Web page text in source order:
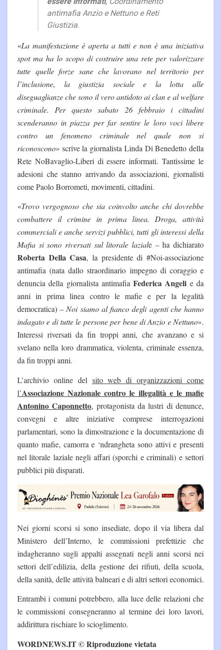
antimafia Anzio e Nettuno e Reti
Giustizia.
«La manifestazione è aperta a tutti e non è una iniziativa
spot ma ha lo scopo di costruire una rete per valorizzare
tutte quelle forze sane che lavorano nel territorio per
l’inclusione, la giustizia sociale e la lotta alle
diseguaglianze che sono il vero antidoto ai clan e al welfare
criminale. Per questo sabato 26 febbraio i cittadini
scenderanno in piazza per far sentire le loro voci libere
contro un fenomeno criminale nel quale non si
riconoscono» scrive la giornalista Linda Di Benedetto della
Rete NoBavaglio-Liberi di essere informati. Tantissime le
adesioni che stanno arrivando da associazioni, giornalisti
come Paolo Borrometi, movimenti, cittadini.
«Trovo vergognoso che sia coinvolto anche chi dovrebbe
combattere il crimine in prima linea. Droga, attività
commerciali e anche servizi pubblici, tutti gli interessi della
Mafia si sono riversati sul litorale laziale – ha dichiarato
Roberta Della Casa, la presidente di #Noi-associazione
antimafia (nata dallo straordinario impegno di coraggio e
denuncia della giornalista antimafiaFederica Angeli e da
anni in prima linea contro le mafie e per la legalità
democratica) –Noi siamo al fianco degli agenti che hanno
indagato e di tutte le persone per bene di Anzio e Nettuno».
Interessi riversati da fin troppi anni, che avanzano e si
svelano nella loro drammatica, violenta, criminale essenza,
da fin troppi anni.
L’archivio online del sito web di organizzazioni come
l’Associazione Nazionale contro le illegalità e le mafie
Antonino Caponnetto, protagonista da lustri di denunce,
convegni e altre iniziative comprese interrogazioni
parlamentari, sono la dimostrazione e la documentazione di
quanto mafie, camorra e ‘ndrangheta sono attivi e presenti
nel litorale laziale negli affari (sporchi e criminali) e settori
pubblici più disparati.
Nei giorni scorsi si sono insediate, dopo il via libera dal
Ministero dell’Interno, le commissioni prefettizie che
indagheranno sugli appalti assegnati negli anni scorsi nei
settori dell’edilizia, della gestione dei rifiuti, della scuola,
della sanità, delle attività balneari e di altri settori economici.
Entrambi i comuni potrebbero, alla luce delle relazioni che
le commissioni consegneranno al termine dei loro lavori,
addirittura rischiare lo scioglimento.
WORDNEWS.IT © Riproduzione vietata